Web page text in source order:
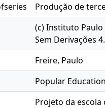
Produção de
(c) Instituto Paulo
Sem Derivações
Freire, Paulo
Popular Education
Projeto da escola